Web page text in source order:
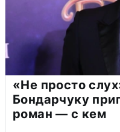
«Не просто
Бондарчуку
роман — с кем